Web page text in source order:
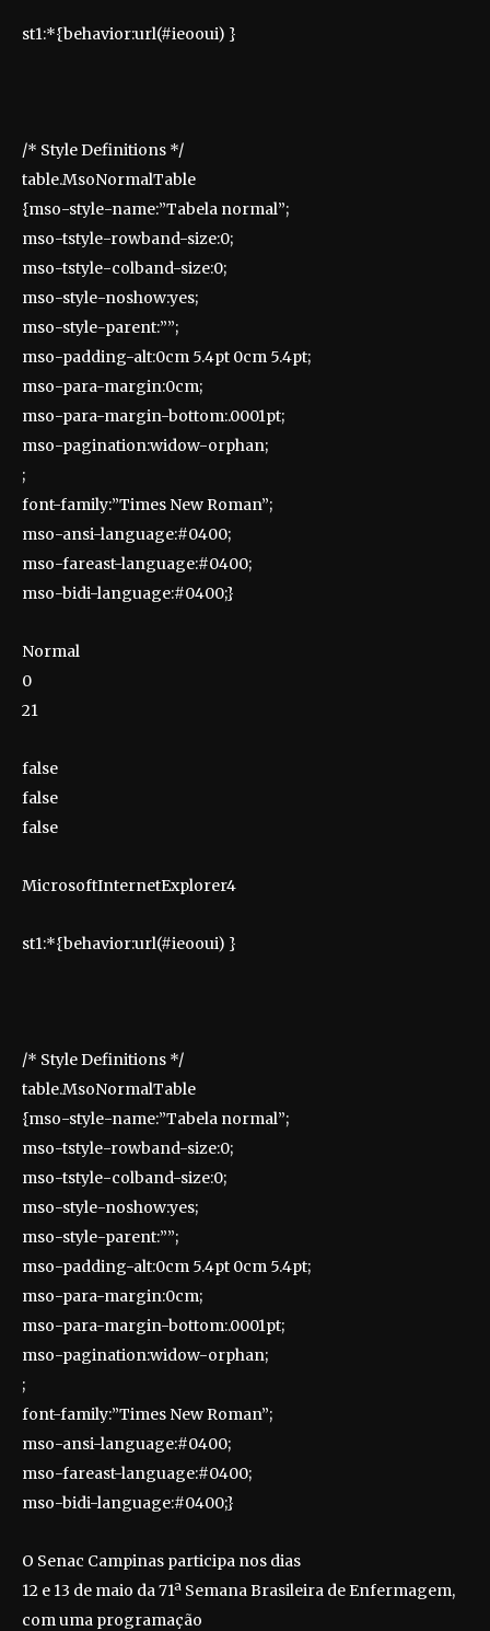
st1:*{behavior:url(#ieooui) }
/* Style Definitions */
table.MsoNormalTable
{mso-style-name:”Tabela normal”;
mso-tstyle-rowband-size:0;
mso-tstyle-colband-size:0;
mso-style-noshow:yes;
mso-style-parent:””;
mso-padding-alt:0cm 5.4pt 0cm 5.4pt;
mso-para-margin:0cm;
mso-para-margin-bottom:.0001pt;
mso-pagination:widow-orphan;
;
font-family:”Times New Roman”;
mso-ansi-language:#0400;
mso-fareast-language:#0400;
mso-bidi-language:#0400;}
Normal
0
21
false
false
false
MicrosoftInternetExplorer4
st1:*{behavior:url(#ieooui) }
/* Style Definitions */
table.MsoNormalTable
{mso-style-name:”Tabela normal”;
mso-tstyle-rowband-size:0;
mso-tstyle-colband-size:0;
mso-style-noshow:yes;
mso-style-parent:””;
mso-padding-alt:0cm 5.4pt 0cm 5.4pt;
mso-para-margin:0cm;
mso-para-margin-bottom:.0001pt;
mso-pagination:widow-orphan;
;
font-family:”Times New Roman”;
mso-ansi-language:#0400;
mso-fareast-language:#0400;
mso-bidi-language:#0400;}
O Senac Campinas participa nos dias
12 e 13 de maio da 71ª Semana Brasileira de Enfermagem,
com uma programação